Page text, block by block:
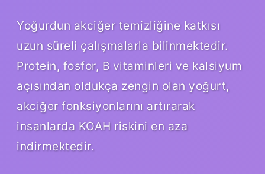
Yoğurdun akciğer temizliğine katkısı
uzun süreli çalışmalarla bilinmektedir.
Protein, fosfor, B vitaminleri ve kalsiyum
açısından oldukça zengin olan yoğurt,
akciğer fonksiyonlarını artırarak
insanlarda KOAH riskini en aza
indirmektedir.